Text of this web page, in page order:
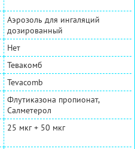
Аэрозоль для ингаляций
дозированный
Нет
Тевакомб
Tevacomb
Флутиказона пропионат,
Салметерол
25 мкг + 50 мкг